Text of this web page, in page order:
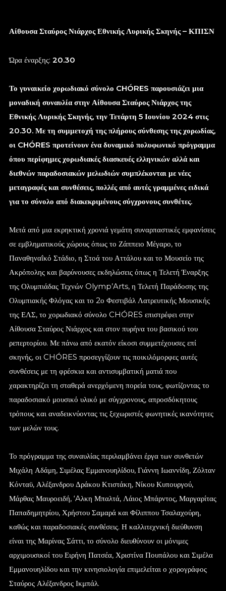
Αίθουσα Σταύρος Νιάρχος Εθνικής Λυρικής Σκηνής – ΚΠΙΣΝ
Ώρα έναρξης: 20.30
Το γυναικείο χορωδιακό σύνολο CHÓRES παρουσιάζει μια
μοναδική συναυλία στην Αίθουσα Σταύρος Νιάρχος της
Εθνικής Λυρικής Σκηνής, την Τετάρτη 5 Ιουνίου 2024 στις
20.30. Με τη συμμετοχή της πλήρους σύνθεσης της χορωδίας,
οι CHÓRES προτείνουν ένα δυναμικό πολυφωνικό πρόγραμμα
όπου περίφημες χορωδιακές διασκευές ελληνικών αλλά και
διεθνών παραδοσιακών μελωδιών συμπλέκονται με νέες
μεταγραφές και συνθέσεις, πολλές από αυτές γραμμένες ειδικά
για το σύνολο από διακεκριμένους σύγχρονους συνθέτες.
Μετά από μια εκρηκτική χρονιά γεμάτη συναρπαστικές εμφανίσεις
σε εμβληματικούς χώρους όπως το Ζάππειο Μέγαρο, το
Παναθηναΐκό Στάδιο, η Στοά του Αττάλου και το Μουσείο της
Ακρόπολης και βαρύνουσες εκδηλώσεις όπως η Τελετή Έναρξης
της Ολυμπιάδας Τεχνών Olymp’Arts, η Τελετή Παράδοσης της
Ολυμπιακής Φλόγας και το 2ο Φεστιβάλ Λατρευτικής Μουσικής
της ΕΛΣ, το χορωδιακό σύνολο CHÓRES επιστρέφει στην
Αίθουσα Σταύρος Νιάρχος και στον πυρήνα του βασικού του
ρεπερτορίου. Με πάνω από εκατόν είκοσι συμμετέχουσες επί
σκηνής, οι CHÓRES προσεγγίζουν τις ποικιλόμορφες αυτές
συνθέσεις με τη φρέσκια και αντισυμβατική ματιά που
χαρακτηρίζει τη σταθερά ανερχόμενη πορεία τους, φωτίζοντας το
παραδοσιακό μουσικό υλικό με σύγχρονους, απροσδόκητους
τρόπους και αναδεικνύοντας τις ξεχωριστές φωνητικές ικανότητες
των μελών τους.
Το πρόγραμμα της συναυλίας περιλαμβάνει έργα των συνθετών
Μιχάλη Αδάμη, Σιμέλας Εμμανουηλίδου, Γιάννη Ιωαννίδη, Ζόλταν
Κόνταϋ, Αλέξανδρου Δράκου Κτιστάκη, Νίκου Κυπουργού,
Μάρθας Μαυροειδή, ‘Aλκη Μπαλτά, Λάιος Μπάρντος, Μαργαρίτας
Παπαδημητρίου, Χρήστου Σαμαρά και Φίλιππου Τσαλαχούρη,
καθώς και παραδοσιακές συνθέσεις. Η καλλιτεχνική διεύθυνση
είναι της Μαρίνας Σάττι, το σύνολο διευθύνουν οι μόνιμες
αρχιμουσικοί του Ειρήνη Πατσέα, Χριστίνα Πουπάλου και Σιμέλα
Εμμανουηλίδου και την κινησιολογία επιμελείται ο χορογράφος
Σταύρος Αλέξανδρος Ικμπάλ.